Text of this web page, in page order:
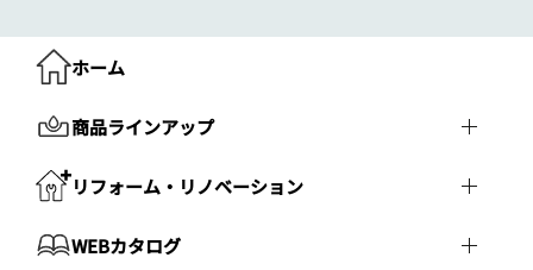
ホーム
商品ラインアップ
リフォーム・リノベーション
WEBカタログ